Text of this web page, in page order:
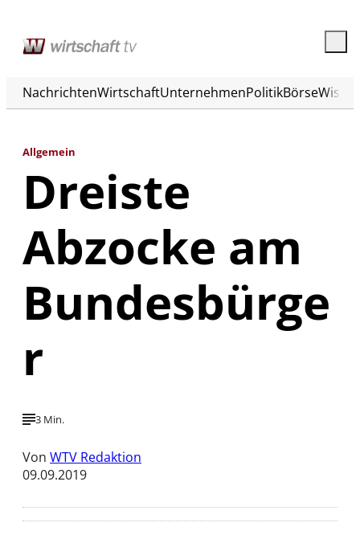
NachrichtenWirtschaftUnternehmenPolitikBörse
Allgemein
Dreiste
Abzocke am
Bundesbürge
r
3 Min.
Von WTV Redaktion
09.09.2019